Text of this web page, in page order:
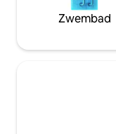
Zwembad